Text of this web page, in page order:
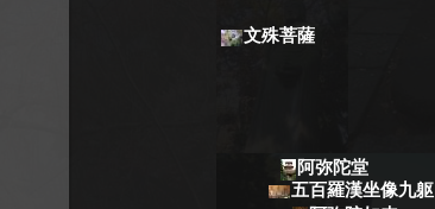
阿弥陀堂
五百羅漢坐像九躯
文殊菩薩